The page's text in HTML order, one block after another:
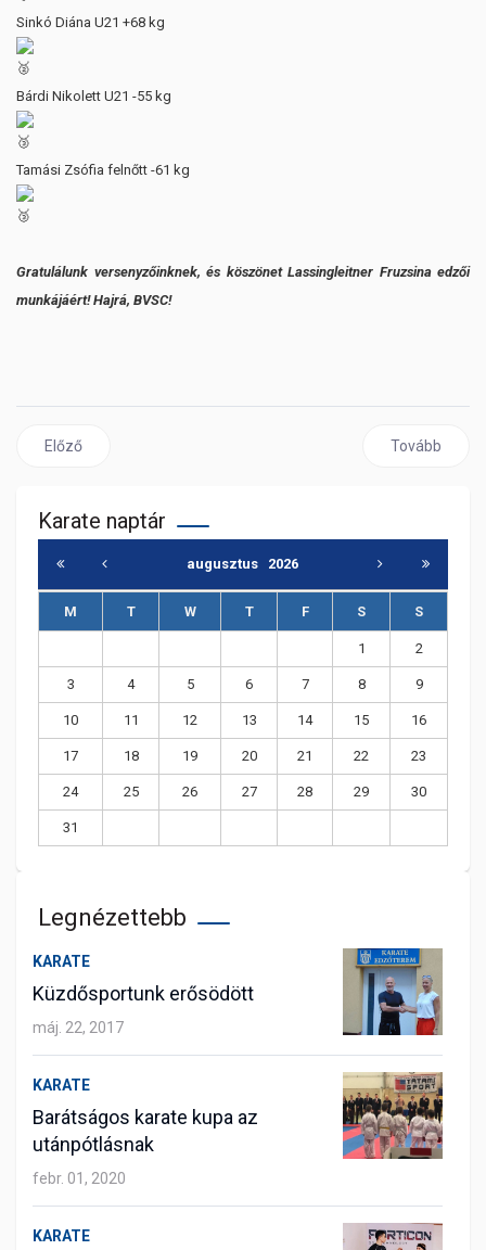
Sinkó Diána U21 +68 kg
Bárdi Nikolett U21 -55 kg
Tamási Zsófia felnőtt -61 kg
Gratulálunk versenyzőinknek, és köszönet Lassingleitner Fruzsina edzői
munkájáért! Hajrá, BVSC!
Előző cikk: Tóth Zsombor a világ élmezőnyében
Előző Következő
Tovább
Karate naptár
augusztus 2026
M T W T F S S
1 2
3 4 5 6 7 8 9
10 11 12 13 14 15 16
17 18 19 20 21 22 23
24 25 26 27 28 29 30
31
Legnézettebb
KARATE
Küzdősportunk erősödött
máj. 22, 2017
KARATE
Barátságos karate kupa az
utánpótlásnak
febr. 01, 2020
KARATE